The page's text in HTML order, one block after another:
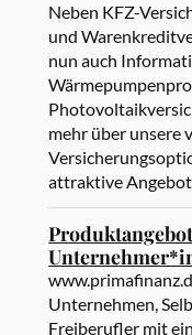
Neben KFZ-
und
nun auch
mehr über unsere
attraktive
Unternehmen,
Freiberufler mit